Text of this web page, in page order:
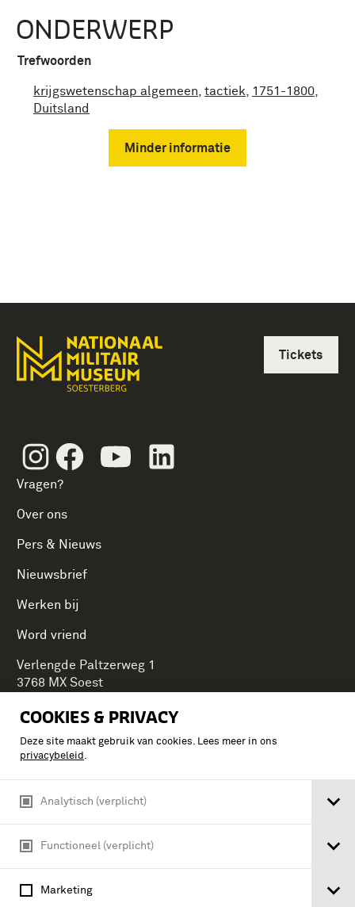
COOKIES & PRIVACY
Deze site maakt gebruik van cookies. Lees meer in ons
privacybeleid .
Analytisch (verplicht)
Functioneel (verplicht)
Marketing
ONDERWERP
Trefwoorden
krijgswetenschap algemeen tactiek 1751-1800
Duitsland
Minder informatie
InstagramFacebookYoutube
Vragen?
Over ons
Pers & Nieuws
Nieuwsbrief
Werken bij
Word vriend
Tickets
Verlengde Paltzerweg 1
3768 MX Soest
Onderdeel van Stichting Koninklijke Defensiemusea,